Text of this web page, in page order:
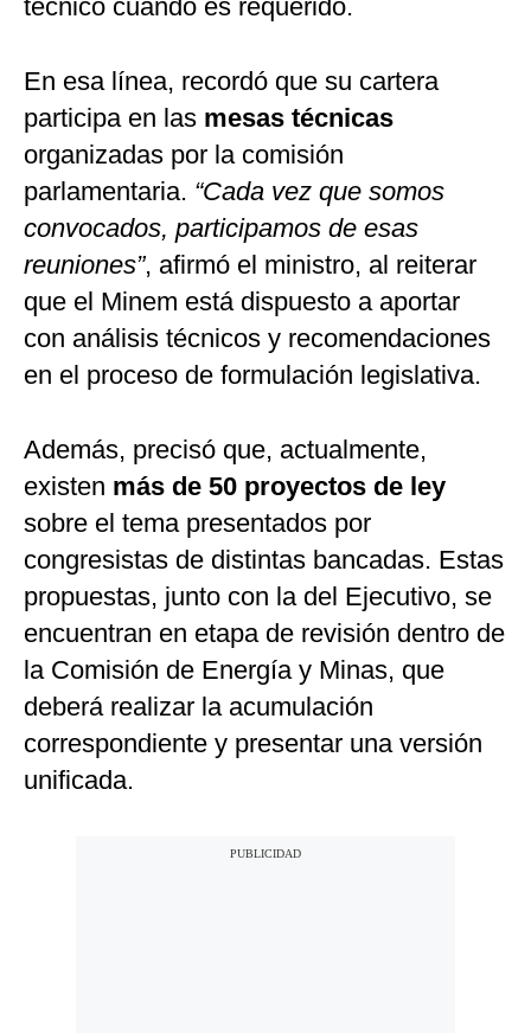
técnico cuando es requerido.
En esa línea, recordó que su cartera
participa en las mesas técnicas
organizadas por la comisión
parlamentaria. “Cada vez que somos
convocados, participamos de esas
reuniones”, afirmó el ministro, al reiterar
que el Minem está dispuesto a aportar
con análisis técnicos y recomendaciones
en el proceso de formulación legislativa.
Además, precisó que, actualmente,
existen más de 50 proyectos de ley
sobre el tema presentados por
congresistas de distintas bancadas. Estas
propuestas, junto con la del Ejecutivo, se
encuentran en etapa de revisión dentro de
la Comisión de Energía y Minas, que
deberá realizar la acumulación
correspondiente y presentar una versión
unificada.